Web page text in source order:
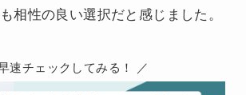
相性の良い選択だと感じました。
速チェックしてみる！ ／